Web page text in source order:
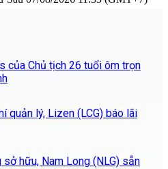
của Chủ tịch 26 tuổi ôm trọn
quản lý, Lizen (LCG) báo lãi
hữu, Nam Long (NLG) sẵn